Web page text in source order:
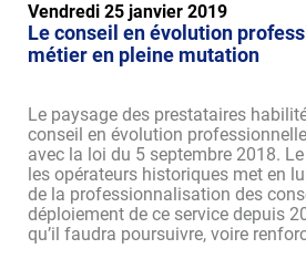
Vendredi 25 janvier 2019
Le conseil en évolution
métier en pleine mutation
Le paysage des prestataires
conseil en évolution
avec la loi du 5 septembre 2018.
les opérateurs historiques met en
de la professionnalisation des
déploiement de ce service depuis
qu’il faudra poursuivre, voire